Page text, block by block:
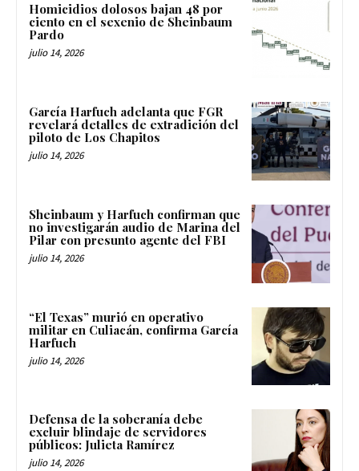
Homicidios dolosos bajan 48 por
ciento en el sexenio de Sheinbaum
Pardo
julio 14, 2026
García Harfuch adelanta que FGR
revelará detalles de extradición del
piloto de Los Chapitos
julio 14, 2026
Sheinbaum y Harfuch confirman que
no investigarán audio de Marina del
Pilar con presunto agente del FBI
julio 14, 2026
“El Texas” murió en operativo
militar en Culiacán, confirma García
Harfuch
julio 14, 2026
Defensa de la soberanía debe
excluir blindaje de servidores
públicos: Julieta Ramírez
julio 14, 2026